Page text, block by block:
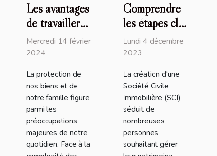
Les avantages
de travailler
avec un
courtier
local pour la
protection de
vos biens et de
votre famille
Mercredi 14 février
2024
La protection de
nos biens et de
notre famille figure
parmi les
préoccupations
majeures de notre
quotidien. Face à la
Comprendre
les étapes clés
et la
réglementation
pour créer une
SCI en France
Lundi 4 décembre
2023
La création d'une
Société Civile
Immobilière (SCI)
séduit de
nombreuses
personnes
souhaitant gérer